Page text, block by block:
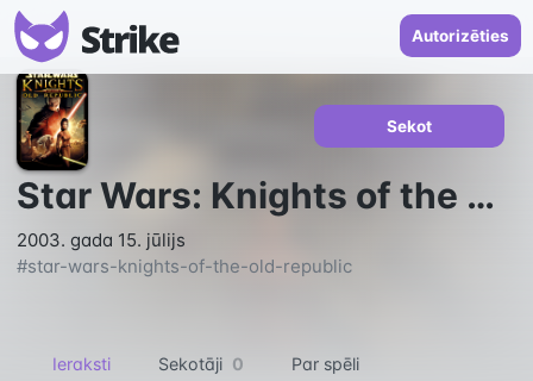
Autorizēties
Star Wars: Knights of the Old Republic
2003. gada 15. jūlijs
#star-wars-knights-of-the-old-republic
Sekot
Ieraksti Sekotāji 0 Par spēli